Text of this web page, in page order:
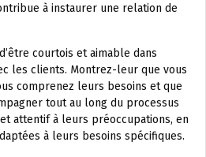
à instaurer une relation de
courtois et aimable dans
les clients. Montrez-leur que vous
comprenez leurs besoins et que
tout au long du processus
attentif à leurs préoccupations, en
à leurs besoins spécifiques.